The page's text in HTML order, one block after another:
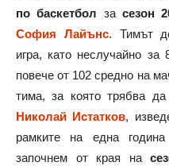
по баскетбол за сезон
София Лайънс. Тимът
игра, като неслучайно
повече от 102 средно на
тима, за която трябва
Николай Истатков,
рамките на една
започнем от края на